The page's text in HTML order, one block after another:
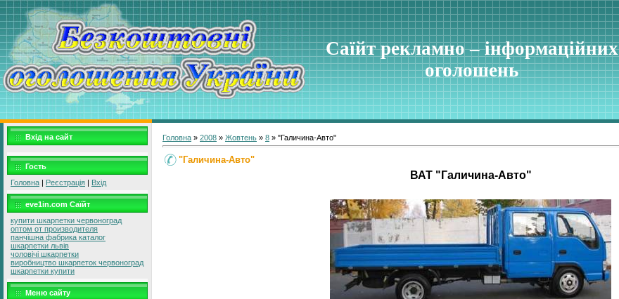
Саїйт рекламно – інформаційних
оголошень
Вхід на сайт
Гость
Головна | Реєстрація | Вхід
eve1in.com Саїйт
купити шкарпетки червоноград
оптом от производителя
панчішна фабрика каталог
шкарпетки львів
чоловічі шкарпетки
виробництво шкарпеток червоноград
шкарпетки купити
Меню сайту
Головна » 2008 » Жовтень » 8 » "Галичина-Авто"
"Галичина-Авто"
ВАТ "Галичина-Авто"